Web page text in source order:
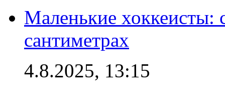
Маленькие хоккеисты:
сантиметрах
4.8.2025, 13:15